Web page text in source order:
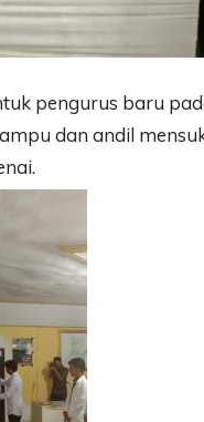
pengurus baru
dan andil